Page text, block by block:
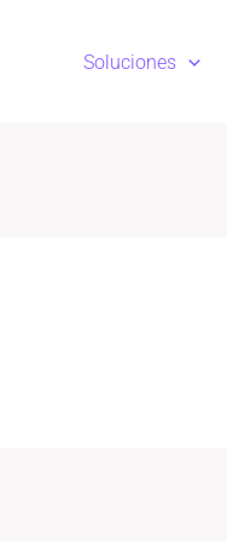
Soluciones